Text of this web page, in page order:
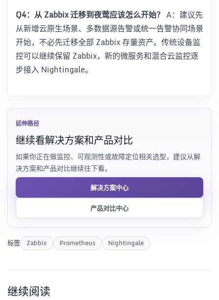
Q4：从 Zabbix 迁移到夜莺应该怎么开始？ A：建议先
从新增云原生场景、多数据源告警或统一告警协同场景
开始，不必先迁移全部 Zabbix 存量资产。传统设备监
控可以继续保留 Zabbix，新的微服务和混合云监控逐
步接入 Nightingale。
延伸路径
继续看解决方案和产品对比
如果你正在做监控、可观测性或故障定位相关选型，建议从解
决方案和产品对比继续往下看。
解决方案中心
产品对比中心
标签 Zabbix Prometheus Nightingale
继续阅读